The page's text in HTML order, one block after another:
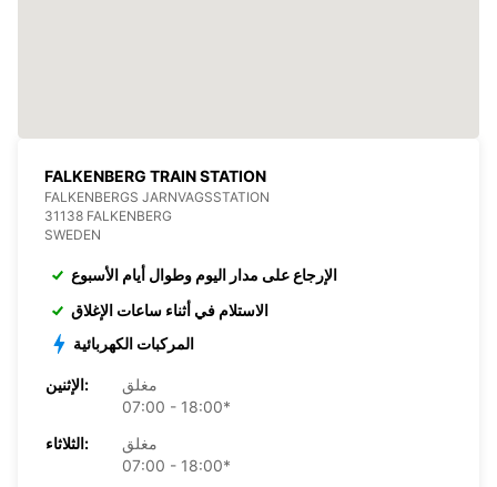
FALKENBERG TRAIN STATION
FALKENBERGS JARNVAGSSTATION
31138 FALKENBERG
SWEDEN
الإرجاع على مدار اليوم وطوال أيام الأسبوع
الاستلام في أثناء ساعات الإغلاق
المركبات الكهربائية
الإثنين:
مغلق
07:00 - 18:00*
الثلاثاء:
مغلق
07:00 - 18:00*